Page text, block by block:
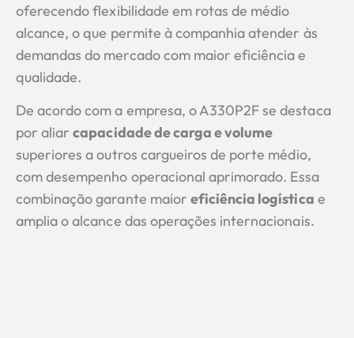
oferecendo flexibilidade em rotas de médio
alcance, o que permite à companhia atender às
demandas do mercado com maior eficiência e
qualidade.
De acordo com a empresa, o A330P2F se destaca
por aliarcapacidade de carga e volume
superiores a outros cargueiros de porte médio,
com desempenho operacional aprimorado. Essa
combinação garante maior eficiência logística e
amplia o alcance das operações internacionais.